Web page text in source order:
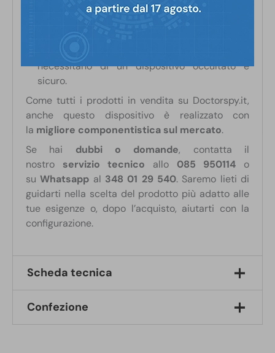
Sorveglianza a lungo termine:
monitoraggio prolungato.
Investigazioni:
necessitano di un dispositivo occultato e
sicuro.
Come tutti i prodotti in vendita su Doctorspy.it,
anche questo dispositivo è realizzato con
la migliore componentistica sul mercato.
Se hai dubbi o domande, contatta il
nostro servizio tecnico allo 085 950114 o
suWhatsapp al 348 01 29 540. Saremo lieti di
guidarti nella scelta del prodotto più adatto alle
tue esigenze o, dopo l’acquisto, aiutarti con la
configurazione.
Scheda tecnica
Dimensioni:
Confezione